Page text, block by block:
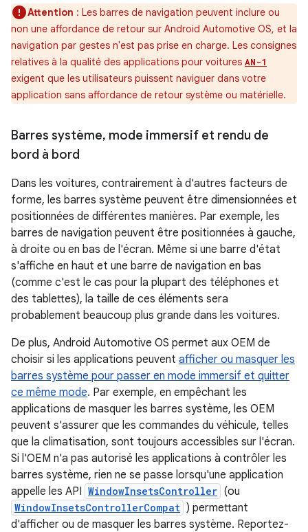
Attention : Les barres de navigation peuvent inclure ou
non une affordance de retour sur Android Automotive OS, et la
navigation par gestes n'est pas prise en charge. Les consignes
relatives à la qualité des applications pour voitures AN-1
exigent que les utilisateurs puissent naviguer dans votre
application sans affordance de retour système ou matérielle.
Barres système, mode immersif et rendu de
bord à bord
Dans les voitures, contrairement à d'autres facteurs de
forme, les barres système peuvent être dimensionnées et
positionnées de différentes manières. Par exemple, les
barres de navigation peuvent être positionnées à gauche,
à droite ou en bas de l'écran. Même si une barre d'état
s'affiche en haut et une barre de navigation en bas
(comme c'est le cas pour la plupart des téléphones et
des tablettes), la taille de ces éléments sera
probablement beaucoup plus grande dans les voitures.
De plus, Android Automotive OS permet aux OEM de
choisir si les applications peuvent afficher ou masquer les
barres système pour passer en mode immersif et quitter
ce même mode. Par exemple, en empêchant les
applications de masquer les barres système, les OEM
peuvent s'assurer que les commandes du véhicule, telles
que la climatisation, sont toujours accessibles sur l'écran.
Si l'OEM n'a pas autorisé les applications à contrôler les
barres système, rien ne se passe lorsqu'une application
appelle les API WindowInsetsController (ou
WindowInsetsControllerCompat ) permettant
d'afficher ou de masquer les barres système. Reportez-